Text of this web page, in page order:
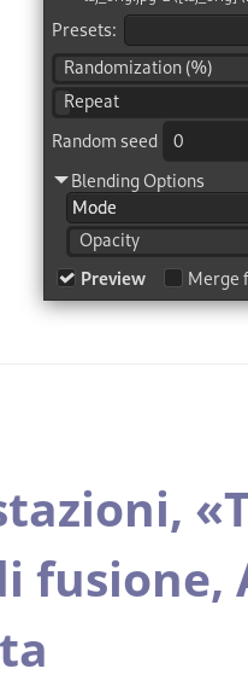
«
fusione,